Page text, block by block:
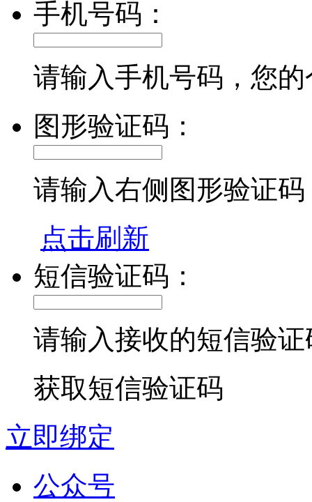
手机号码：
请输入手机号码，您
图形验证码：
请输入右侧图形验证码
点击刷新
短信验证码：
请输入接收的短信验证
获取短信验证码
立即绑定
公众号